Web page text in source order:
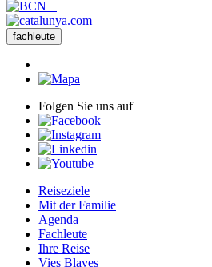
fachleute
Folgen Sie uns auf
Reiseziele
Mit der Familie
Agenda
Fachleute
Ihre Reise
Vies Blaves